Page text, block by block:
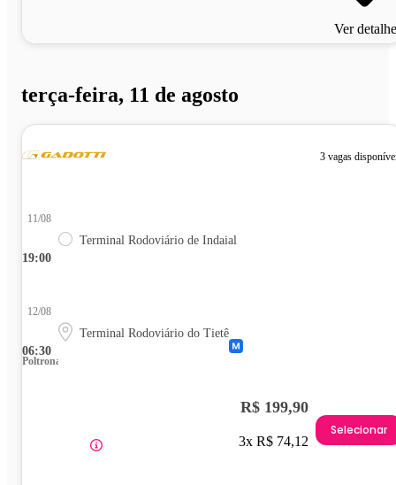
Ver
terça-feira, 11 de agosto
3 vagas
19:00
11/08
Terminal Rodoviário de Indaial
06:30
12/08
Terminal Rodoviário do Tietê
Poltrona
R$ 199,90
3x R$ 74,12
Selecionar